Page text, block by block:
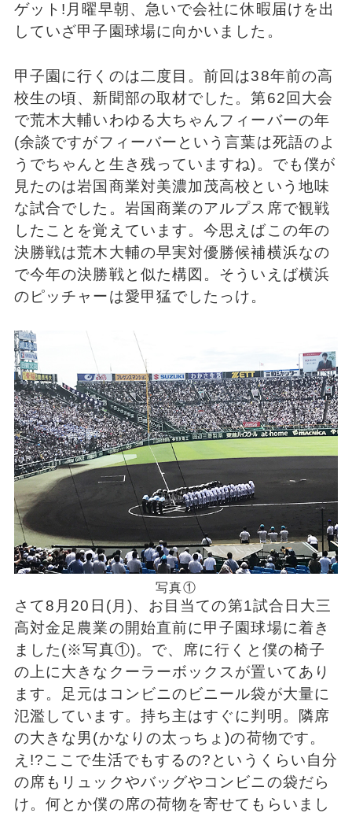
ゲット!月曜早朝、急いで会社に休暇届けを出
していざ甲子園球場に向かいました。
甲子園に行くのは二度目。前回は38年前の高
校生の頃、新聞部の取材でした。第62回大会
で荒木大輔いわゆる大ちゃんフィーバーの年
(余談ですがフィーバーという言葉は死語のよ
うでちゃんと生き残っていますね)。でも僕が
見たのは岩国商業対美濃加茂高校という地味
な試合でした。岩国商業のアルプス席で観戦
したことを覚えています。今思えばこの年の
決勝戦は荒木大輔の早実対優勝候補横浜なの
で今年の決勝戦と似た構図。そういえば横浜
のピッチャーは愛甲猛でしたっけ。
写真①
さて8月20日(月)、お目当ての第1試合日大三
高対金足農業の開始直前に甲子園球場に着き
ました(※写真①)。で、席に行くと僕の椅子
の上に大きなクーラーボックスが置いてあり
ます。足元はコンビニのビニール袋が大量に
氾濫しています。持ち主はすぐに判明。隣席
の大きな男(かなりの太っちょ)の荷物です。
え!?ここで生活でもするの?というくらい自分
の席もリュックやバッグやコンビニの袋だら
け。何とか僕の席の荷物を寄せてもらいまし